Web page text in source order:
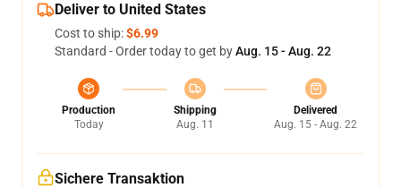
Deliver to United States
Cost to ship:$6.99
Standard - Order today to get byAug. 15 - Aug. 22
Production
Today
Shipping
Aug. 11
Delivered
Aug. 15 - Aug. 22
Sichere Transaktion